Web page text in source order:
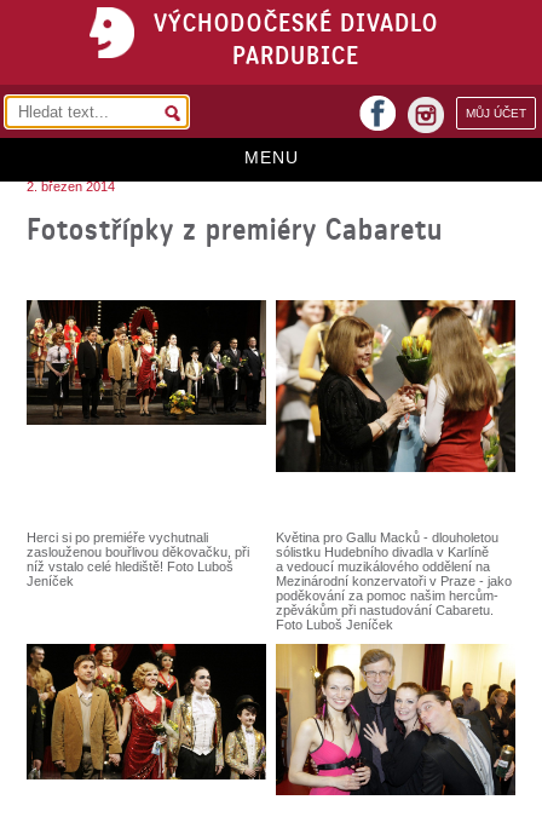
VÝCHODOČESKÉ DIVADLO
PARDUBICE
MŮJ ÚČET
facebook
MENU
REPERTOÁR
VSTUPENKY
PŘEDPLATNÉ
KONTAKTY
SOUBOR
DÁLE NABÍZÍME
2. březen 2014
Fotostřípky z premiéry Cabaretu
Herci si po premiéře vychutnali
zaslouženou bouřlivou děkovačku, při
níž vstalo celé hlediště! Foto Luboš
Jeníček
Květina pro Gallu Macků - dlouholetou
sólistku Hudebního divadla v Karlíně
a vedoucí muzikálového oddělení na
Mezinárodní konzervatoři v Praze - jako
poděkování za pomoc našim hercům-
zpěvákům při nastudování Cabaretu.
Foto Luboš Jeníček